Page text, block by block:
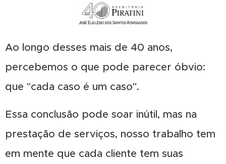
Ao longo desses mais de 40 anos,
percebemos o que pode parecer óbvio:
que "cada caso é um caso".
Essa conclusão pode soar inútil, mas na
prestação de serviços, nosso trabalho tem
em mente que cada cliente tem suas